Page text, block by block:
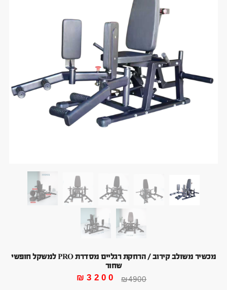
מכשיר משולב קירוב / הרחקת רגליים מסדרת PRO למשקל חופשי
שחור
₪4900
₪3200